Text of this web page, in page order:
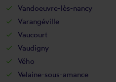
Vandoeuvre-lès-nancy
Varangéville
Vaucourt
Vaudigny
Vého
Velaine-sous-amance